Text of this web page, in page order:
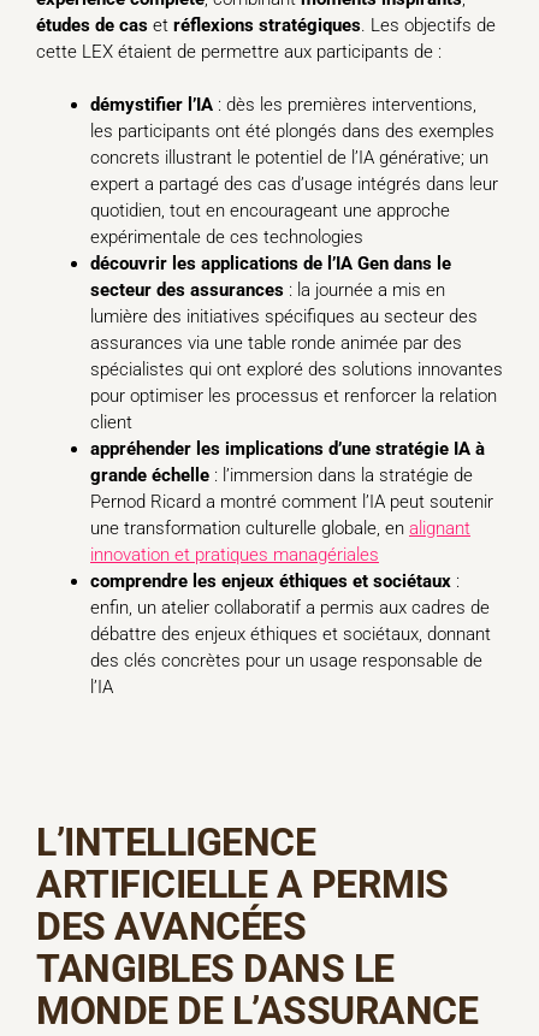
études de cas et réflexions stratégiques. Les objectifs de
cette LEX étaient de permettre aux participants de :
démystifier l’IA : dès les premières interventions,
les participants ont été plongés dans des exemples
concrets illustrant le potentiel de l’IA générative; un
expert a partagé des cas d’usage intégrés dans leur
quotidien, tout en encourageant une approche
expérimentale de ces technologies
découvrir les applications de l’IA Gen dans le
secteur des assurances : la journée a mis en
lumière des initiatives spécifiques au secteur des
assurances via une table ronde animée par des
spécialistes qui ont exploré des solutions innovantes
pour optimiser les processus et renforcer la relation
client
appréhender les implications d’une stratégie IA à
grande échelle : l’immersion dans la stratégie de
Pernod Ricard a montré comment l’IA peut soutenir
une transformation culturelle globale, en alignant
innovation et pratiques managériales
comprendre les enjeux éthiques et sociétaux :
enfin, un atelier collaboratif a permis aux cadres de
débattre des enjeux éthiques et sociétaux, donnant
des clés concrètes pour un usage responsable de
l’IA
L’INTELLIGENCE
ARTIFICIELLE A PERMIS
DES AVANCÉES
TANGIBLES DANS LE
MONDE DE L’ASSURANCE